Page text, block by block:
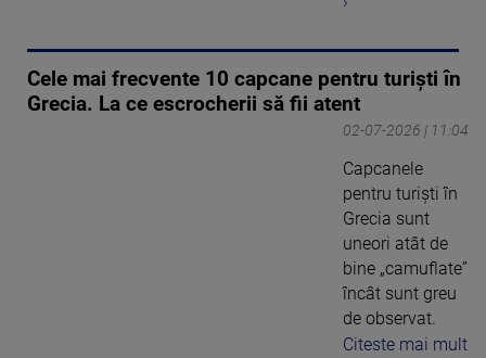
Cele mai frecvente 10 capcane pentru turiști în
Grecia. La ce escrocherii să fii atent
02-07-2026 | 11:04
Capcanele
pentru turiști în
Grecia sunt
uneori atât de
bine „camuflate”
încât sunt greu
de observat.
Citeste mai mult